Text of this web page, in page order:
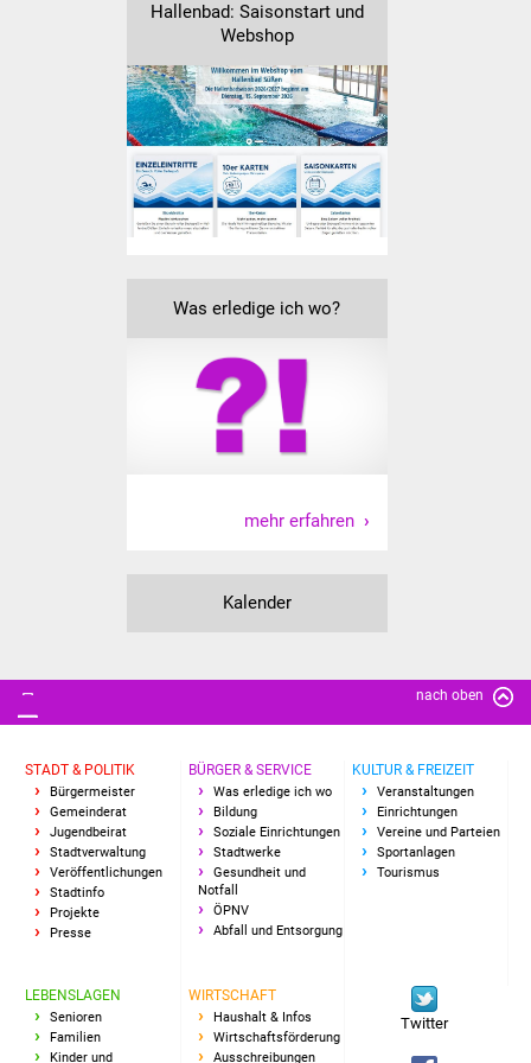
Senioren
Sommerwochen für
Ältere
Seniorenwohn- und
Pflegeheim
Familientreff
Kinder und Jugendliche
Schülerferienprogramm
Migration und Integration
Wohnen
Bauen in Süßen
Wohnimmobilien +
Baugrundstücke
Wirtschaft
Haushalt & Infos
Wirtschaftsförderung
Gewerbeimmobilien
Hallenbad: Saisonstart und
Webshop
Was erledige ich wo?
mehr erfahren
Kalender
nach oben
STADT & POLITIK
Bürgermeister
Gemeinderat
Jugendbeirat
Stadtverwaltung
Veröffentlichungen
Stadtinfo
Projekte
Presse
BÜRGER & SERVICE
Was erledige ich wo
Bildung
Soziale Einrichtungen
Stadtwerke
Gesundheit und
Notfall
ÖPNV
Abfall und Entsorgung
KULTUR & FREIZEIT
Veranstaltungen
Einrichtungen
Vereine und Parteien
Sportanlagen
Tourismus
LEBENSLAGEN
Senioren
Familien
Kinder und
WIRTSCHAFT
Haushalt & Infos
Wirtschaftsförderung
Ausschreibungen
Twitter